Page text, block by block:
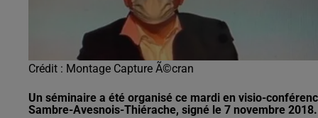
Crédit : Montage Capture Ã©cran
Un séminaire a été organisé ce mardi en visio-
Sambre-Avesnois-Thiérache, signé le 7 novembre 2018.